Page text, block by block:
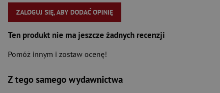
ZALOGUJ SIĘ, ABY DODAĆ OPINIĘ
Ten produkt nie ma jeszcze żadnych recenzji
Pomóż innym i zostaw ocenę!
Z tego samego wydawnictwa